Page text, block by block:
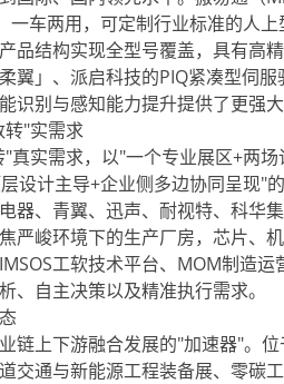
一车两用，可定制行业标准的人
品结构实现全型号覆盖，具有高
翼」、派启科技的PIQ紧凑型伺
别与感知能力提升提供了更强大
"实需求
实需求，以"一个专业展区+两场
设计主导+企业侧多边协同呈现"
器、青翼、迅声、耐视特、科华
严峻环境下的生产厂房，芯片、
工软技术平台、MOM制造运
、自主决策以及精准执行需求。
上下游融合发展的"加速器"。位
交通与新能源工程装备展、零碳